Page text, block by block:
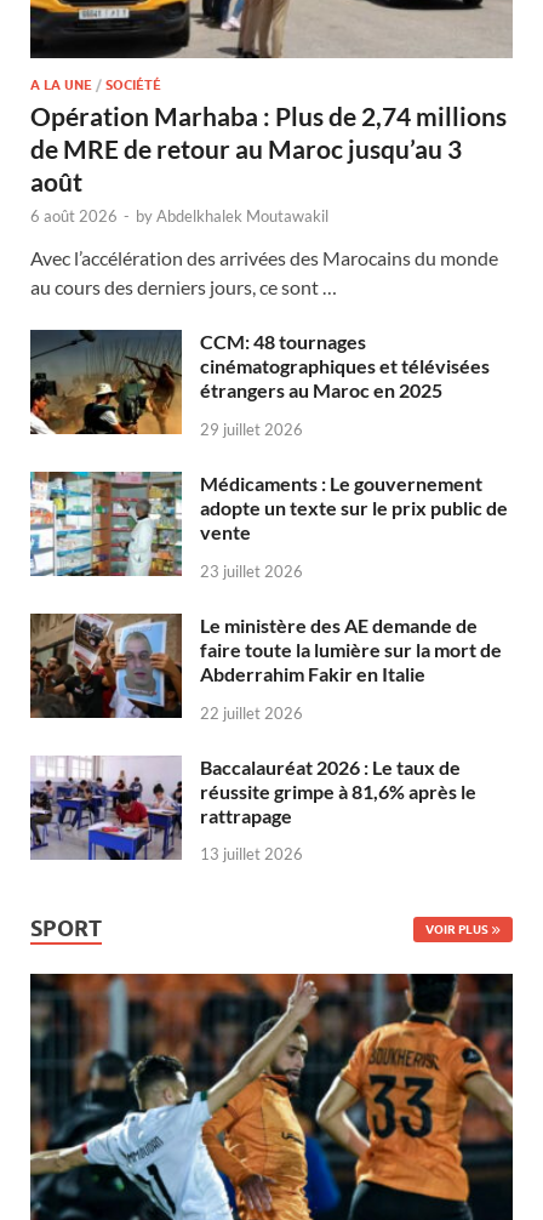
A LA UNE / SOCIÉTÉ
Opération Marhaba : Plus de 2,74 millions
de MRE de retour au Maroc jusqu’au 3
août
6 août 2026 - byAbdelkhalek Moutawakil
Avec l’accélération des arrivées des Marocains du monde
au cours des derniers jours, ce sont …
CCM: 48 tournages
cinématographiques et télévisées
étrangers au Maroc en 2025
29 juillet 2026
Médicaments : Le gouvernement
adopte un texte sur le prix public de
vente
23 juillet 2026
Le ministère des AE demande de
faire toute la lumière sur la mort de
Abderrahim Fakir en Italie
22 juillet 2026
Baccalauréat 2026 : Le taux de
réussite grimpe à 81,6% après le
rattrapage
13 juillet 2026
SPORT VOIR PLUS